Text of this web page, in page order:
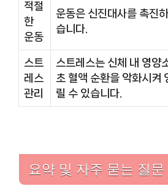
적절
한
운동
운동은 신진대사를 촉진
습니다.
스트
레스
관리
스트레스는 신체 내 영양
초 혈액 순환을 악화시켜
릴 수 있습니다.
요약 및 자주 묻는 질문